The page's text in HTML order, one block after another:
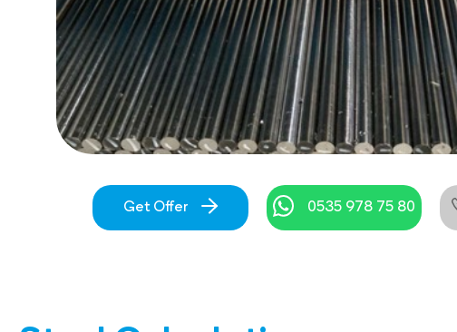
Get Offer 0535 978 75 80